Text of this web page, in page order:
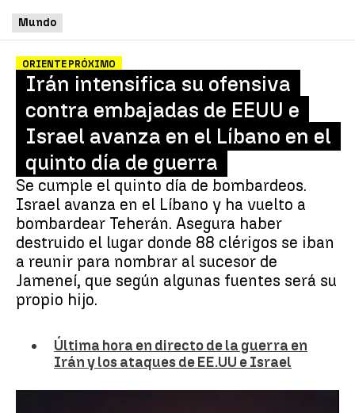
Mundo
ORIENTE PRÓXIMO
Irán intensifica su ofensiva
contra embajadas de EEUU e
Israel avanza en el Líbano en el
quinto día de guerra
Se cumple el quinto día de bombardeos.
Israel avanza en el Líbano y ha vuelto a
bombardear Teherán. Asegura haber
destruido el lugar donde 88 clérigos se iban
a reunir para nombrar al sucesor de
Jameneí, que según algunas fuentes será su
propio hijo.
Última hora en directo de la guerra en
Irán y los ataques de EE.UU e Israel